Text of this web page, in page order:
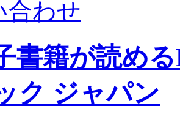
合わせ
書籍が読め
ク ジャパン